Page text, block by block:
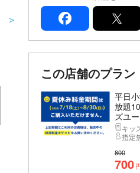
facebook
この店舗のプラン
平日
放題
ズユ
キッ
指定
800
700